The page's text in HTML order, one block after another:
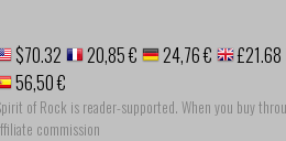
$70.32 20,85 € 24,76 € £21.68
56,50 €
of Rock is reader-supported. When you buy
commission